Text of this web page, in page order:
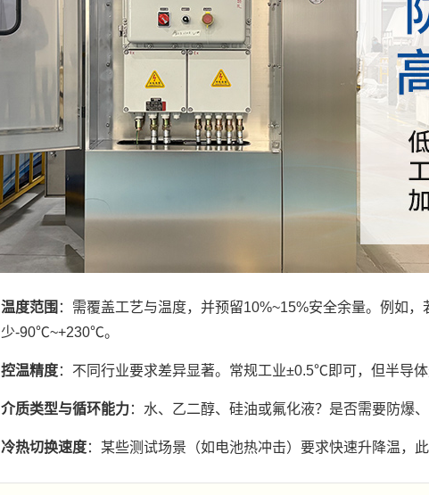
温度范围 ：需覆盖工艺与温度，并预留10%~15%安全余量。例如
少-90℃~+230℃。
控温精度：不同行业要求差异显著。常规工业±0.5℃即可，但半导
介质类型与循环能力：水、乙二醇、硅油或氟化液？是否需要防爆
冷热切换速度：某些测试场景（如电池热冲击）要求快速升降温，